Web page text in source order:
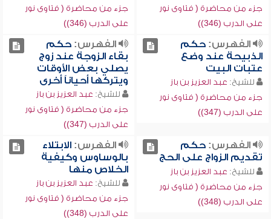
جزء من محاضرة ( فتاوى نور
على الدرب (346))
جزء من محاضرة ( فتاوى نور
على الدرب (346))
الفهرس:حكم
الذبيحة عند وضع
عتبات البيت
للشيخ: عبد العزيز بن باز
جزء من محاضرة ( فتاوى نور
على الدرب (347))
الفهرس:حكم
بقاء الزوجة عند زوج
يصلي بعض الأوقات
ويتركها أحياناً أخرى
للشيخ: عبد العزيز بن باز
جزء من محاضرة ( فتاوى نور
على الدرب (347))
الفهرس:حكم
تقديم الزواج على الحج
للشيخ: عبد العزيز بن باز
جزء من محاضرة ( فتاوى نور
على الدرب (348))
الفهرس:الابتلاء
بالوساوس وكيفية
الخلاص منها
للشيخ: عبد العزيز بن باز
جزء من محاضرة ( فتاوى نور
على الدرب (348))